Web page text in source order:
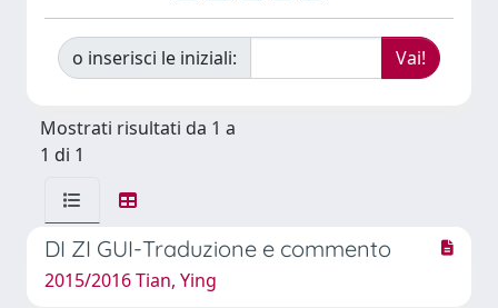
o inserisci le iniziali:
Mostrati risultati da 1 a
1 di 1
DI ZI GUI-Traduzione e commento
2015/2016 Tian, Ying